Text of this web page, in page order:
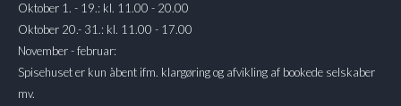
Oktober 1. - 19.: kl. 11.00 - 20.00
Oktober 20.- 31.: kl. 11.00 - 17.00
November - februar:
Spisehuset er kun åbent ifm. klargøring og afvikling af bookede selskaber
mv.